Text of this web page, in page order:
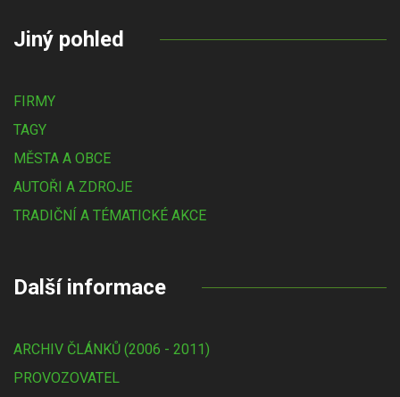
Jiný pohled
FIRMY
TAGY
MĚSTA A OBCE
AUTOŘI A ZDROJE
TRADIČNÍ A TÉMATICKÉ AKCE
Další informace
ARCHIV ČLÁNKŮ (2006 - 2011)
PROVOZOVATEL